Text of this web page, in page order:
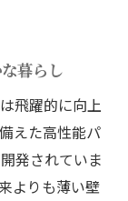
のカギ
夫
注意点
解説
事の工程
暮らし
飛躍的に向上
えた高性能パ
発されていま
よりも薄い壁